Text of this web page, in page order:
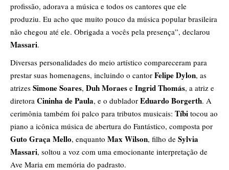
profissão, adorava a música e todos os cantores que ele
produziu. Eu acho que muito pouco da música popular brasileira
não chegou até ele. Obrigada a vocês pela presença”, declarou
Massari.
Diversas personalidades do meio artístico compareceram para
prestar suas homenagens, incluindo o cantor Felipe Dylon, as
atrizes Simone Soares, Duh Moraes e Ingrid Thomás, a atriz e
diretora Cininha de Paula, e o dublador Eduardo Borgerth. A
cerimônia também foi palco para tributos musicais: Tíbi tocou ao
piano a icônica música de abertura do Fantástico, composta por
Guto Graça Mello, enquanto Max Wilson, filho de Sylvia
Massari, soltou a voz com uma emocionante interpretação de
Ave Maria em memória do padrasto.